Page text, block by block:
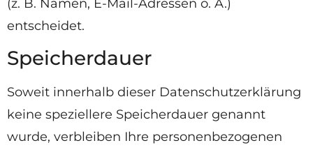
(z. B. Namen, E-Mail-Adressen o. Ä.)
entscheidet.
Speicherdauer
Soweit innerhalb dieser Datenschutzerklärung
keine speziellere Speicherdauer genannt
wurde, verbleiben Ihre personenbezogenen